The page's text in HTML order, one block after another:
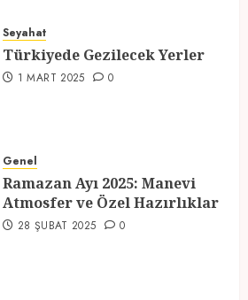
1 MART 2025
Atmosfer ve Özel Hazırlıklar
28 ŞUBAT 2025 0
Seyahat
Türkiyede Gezilecek Yerler
1 MART 2025 0
Genel
Ramazan Ayı 2025: Manevi
Atmosfer ve Özel Hazırlıklar
28 ŞUBAT 2025 0